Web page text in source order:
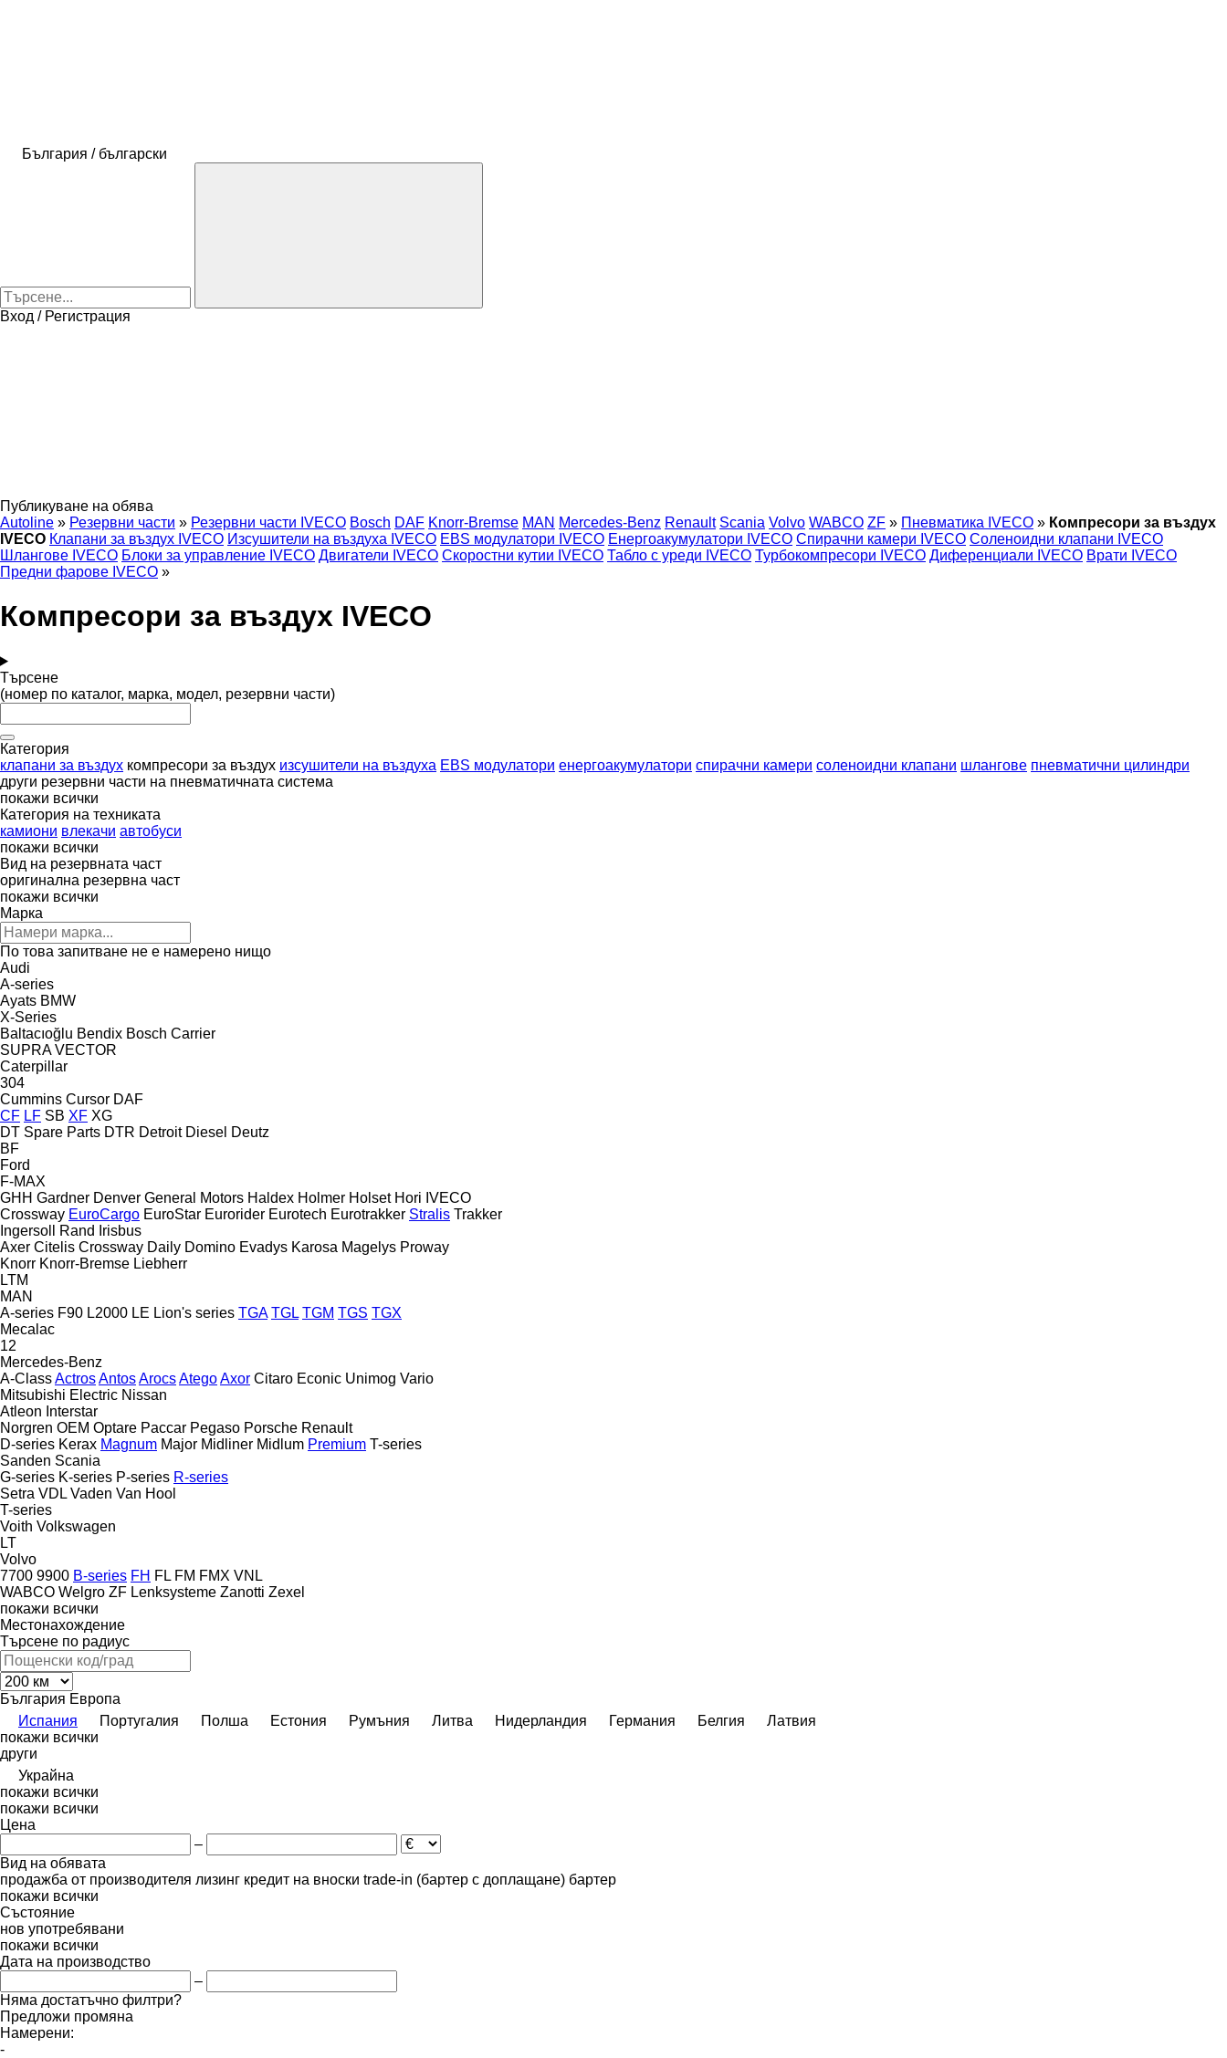
България / български
Вход / Регистрация
Публикуване на обява
Autoline » Резервни части » Резервни части IVECO Bosch DAF Knorr-Bremse MAN Mercedes-Benz Renault Scania Volvo WABCO ZF » Пневматика IVECO » Компресори за въздух
IVECO Клапани за въздух IVECO Изсушители на въздуха IVECO EBS модулатори IVECO Енергоакумулатори IVECO Спирачни камери IVECO Соленоидни клапани IVECO
Шлангове IVECO Блоки за управление IVECO Двигатели IVECO Скоростни кутии IVECO Табло с уреди IVECO Турбокомпресори IVECO Диференциали IVECO Врати IVECO
Предни фарове IVECO »
Компресори за въздух IVECO
Търсене
(номер по каталог, марка, модел, резервни части)
Категория
клапани за въздух компресори за въздух изсушители на въздуха EBS модулатори енергоакумулатори спирачни камери соленоидни клапани шлангове пневматични цилиндри
други резервни части на пневматичната система
покажи всички
Категория на техниката
камиони влекачи автобуси
покажи всички
Вид на резервната част
оригинална резервна част
покажи всички
Марка
По това запитване не е намерено нищо
Audi
A-series
Ayats BMW
X-Series
Baltacıoğlu Bendix Bosch Carrier
SUPRA VECTOR
Caterpillar
304
Cummins Cursor DAF
CF LF SB XF XG
DT Spare Parts DTR Detroit Diesel Deutz
BF
Ford
F-MAX
GHH Gardner Denver General Motors Haldex Holmer Holset Hori IVECO
Crossway EuroCargo EuroStar Eurorider Eurotech Eurotrakker Stralis Trakker
Ingersoll Rand
Irisbus
Axer Citelis Crossway Daily Domino Evadys Karosa Magelys Proway
Knorr Knorr-Bremse Liebherr
LTM
MAN
A-series F90 L2000 LE Lion's series TGA TGL TGM TGS TGX
Mecalac
12
Mercedes-Benz
A-ClassActrosAntosArocsAtegoAxor Citaro Econic Unimog Vario
Mitsubishi Electric Nissan
Atleon Interstar
Norgren OEM Optare Paccar Pegaso Porsche Renault
D-series Kerax Magnum Major Midliner Midlum Premium T-series
Sanden Scania
G-series K-series P-series R-series
Setra VDL Vaden Van Hool
T-series
Voith Volkswagen
LT
Volvo
7700 9900 B-series FH FL FM FMX VNL
WABCO Welgro ZF Lenksysteme Zanotti Zexel
покажи всички
Местонахождение
Търсене по радиус
България Европа
Испания
Португалия Полша Естония Румъния Литва Нидерландия Германия Белгия
Латвия
покажи всички
други
Украйна
покажи всички
покажи всички
Цена
–
Вид на обявата
продажба от производителя лизинг кредит на вноски trade-in (бартер с доплащане) бартер
покажи всички
Състояние
нов употребявани
покажи всички
Дата на производство
–
Няма достатъчно филтри?
Предложи промяна
Намерени:
-